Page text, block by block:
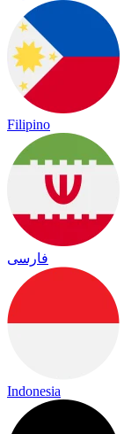
Filipino
فارسی
Indonesia